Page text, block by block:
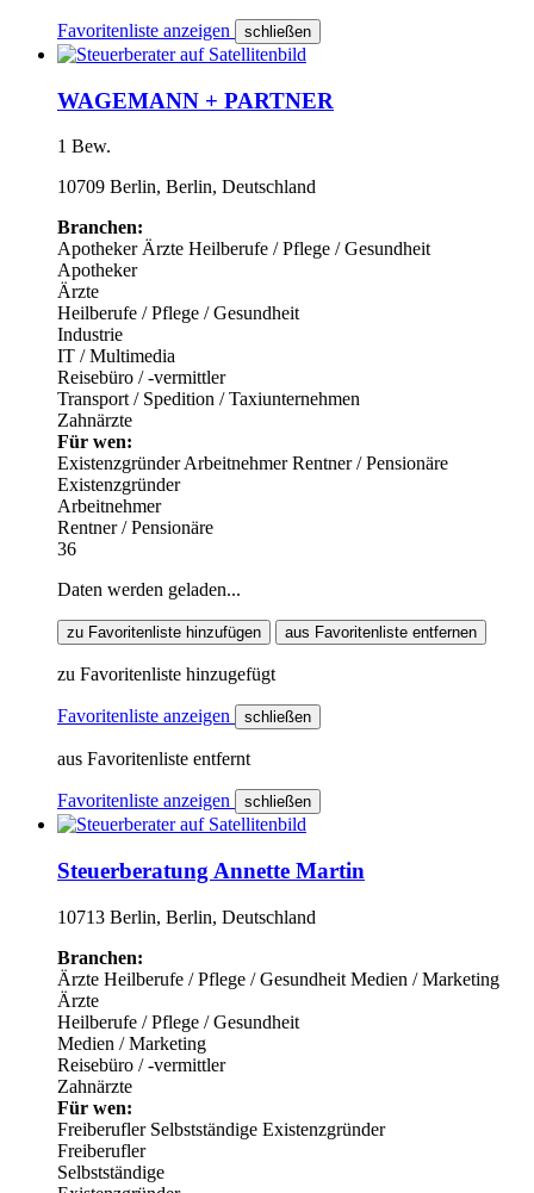
Favoritenliste anzeigen schließen
WAGEMANN + PARTNER
1 Bew.
10709 Berlin, Berlin, Deutschland
Branchen:
Apotheker Ärzte Heilberufe / Pflege / Gesundheit
Apotheker
Ärzte
Heilberufe / Pflege / Gesundheit
Industrie
IT / Multimedia
Reisebüro / -vermittler
Transport / Spedition / Taxiunternehmen
Zahnärzte
Für wen:
ExistenzgründerArbeitnehmerRentner / Pensionäre
Existenzgründer
Arbeitnehmer
Rentner / Pensionäre
36
Daten werden geladen...
zu Favoritenliste hinzufügen aus Favoritenliste entfernen
zu Favoritenliste hinzugefügt
Favoritenliste anzeigen schließen
aus Favoritenliste entfernt
Favoritenliste anzeigen schließen
Steuerberatung Annette Martin
10713 Berlin, Berlin, Deutschland
Branchen:
Ärzte Heilberufe / Pflege / Gesundheit Medien / Marketing
Ärzte
Heilberufe / Pflege / Gesundheit
Medien / Marketing
Reisebüro / -vermittler
Zahnärzte
Für wen:
Freiberufler Selbstständige Existenzgründer
Freiberufler
Selbstständige